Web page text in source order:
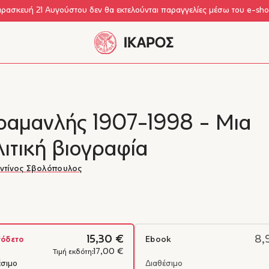
21 Αυγούστου δεν θα εκτελούνται παραγγελίες μέσω του e-
1907-1998 - Μια
βιογραφία
Σβολόπουλος
15,30 €
Τιμή εκδότη: 17,00 €
Ebook
Διαθέσιμο